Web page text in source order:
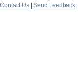
Contact Us
Send Feedback